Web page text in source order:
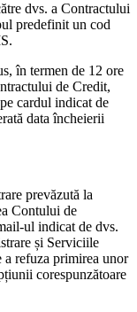
dvs. a Contractului
predefinit un cod
în termen de 12 ore
de Credit,
cardul indicat de
data încheierii
prevăzută la
Contului de
ul indicat de dvs.
și Serviciile
a refuza primirea unor
corespunzătoare